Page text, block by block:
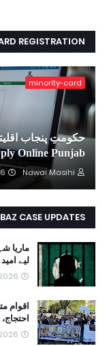
REGISTRATION
minority-card
Online Punjab
Nawai Masihi
CASE UPDATES
ماریا
لیے